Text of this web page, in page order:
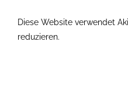
Diese Website verwendet
reduzieren.